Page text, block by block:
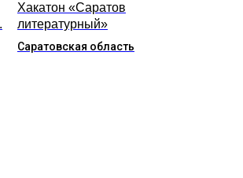
Хакатон «Саратов
литературный»
Саратовская область